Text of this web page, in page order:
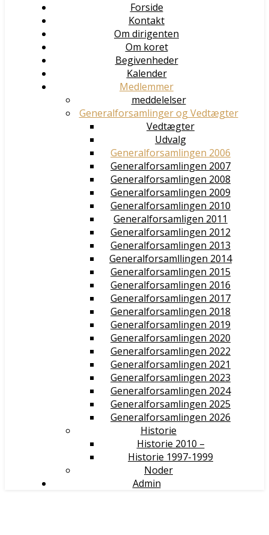
Forside
Kontakt
Om dirigenten
Om koret
Begivenheder
Kalender
Medlemmer
meddelelser
Generalforsamlinger og Vedtægter
Vedtægter
Udvalg
Generalforsamlingen 2006
Generalforsamlingen 2007
Generalforsamlingen 2008
Generalforsamlingen 2009
Generalforsamlingen 2010
Generalforsamligen 2011
Generalforsamlingen 2012
Generalforsamlingen 2013
Generalforsamllingen 2014
Generalforsamlingen 2015
Generalforsamlingen 2016
Generalforsamlingen 2017
Generalforsamlingen 2018
Generalforsamlingen 2019
Generalforsamlingen 2020
Generalforsamlingen 2022
Generalforsamlingen 2021
Generalforsamlingen 2023
Generalforsamlingen 2024
Generalforsamlingen 2025
Generalforsamlingen 2026
Historie
Historie 2010 –
Historie 1997-1999
Noder
Admin